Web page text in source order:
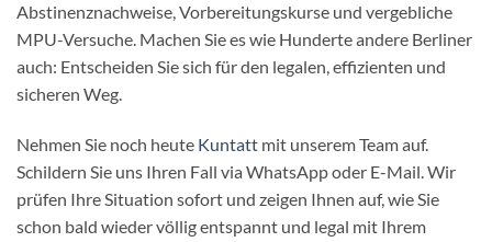
Abstinenznachweise, Vorbereitungskurse und vergebliche
MPU-Versuche. Machen Sie es wie Hunderte andere Berliner
auch: Entscheiden Sie sich für den legalen, effizienten und
sicheren Weg.
Nehmen Sie noch heute Kuntatt mit unserem Team auf.
Schildern Sie uns Ihren Fall via WhatsApp oder E-Mail. Wir
prüfen Ihre Situation sofort und zeigen Ihnen auf, wie Sie
schon bald wieder völlig entspannt und legal mit Ihrem